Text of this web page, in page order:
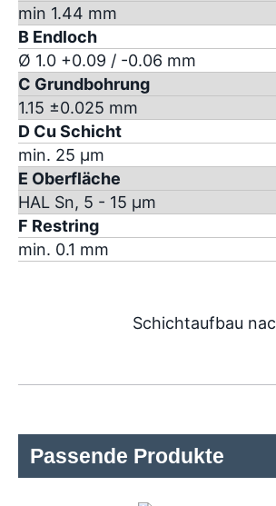
min 1.44 mm
B Endloch
Ø 1.0 +0.09 / -0.06 mm
C Grundbohrung
1.15 ±0.025 mm
D Cu Schicht
min. 25 µm
E Oberfläche
HAL Sn, 5 - 15 µm
F Restring
min. 0.1 mm
Schichtaufbau
Passende Produkte